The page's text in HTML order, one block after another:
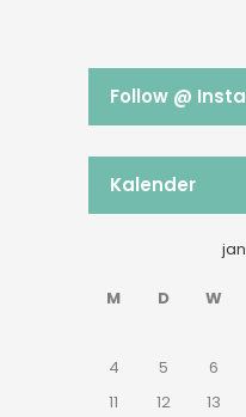
Follow @
Kalender
M D W
4
5 6
11
12 13